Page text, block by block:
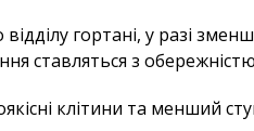
відділу гортані, у разі
ставляться з
клітини та менший